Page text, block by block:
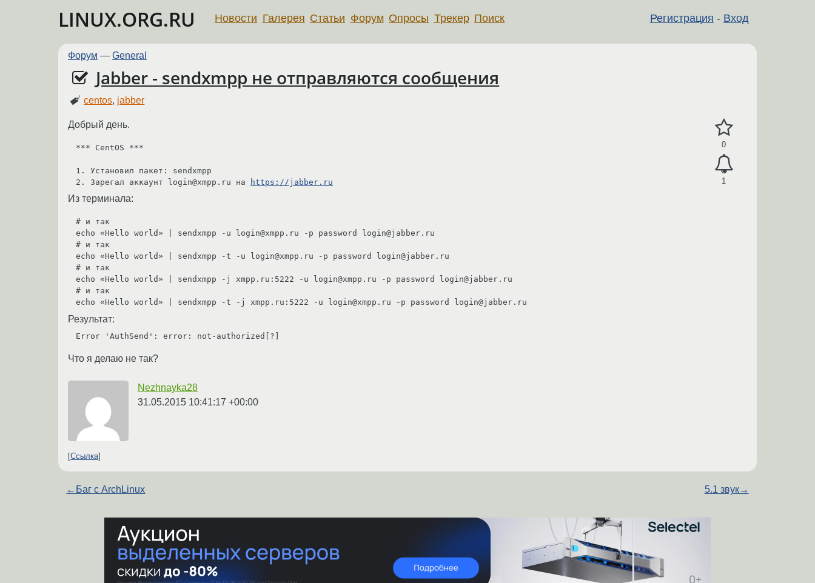
LINUX.ORG.RU Регистрация - Вход
Новости Галерея Статьи Форум Опросы Трекер Поиск
Форум — General
Jabber - sendxmpp не отправляются сообщения
centos, jabber
0
1
Добрый день.
*** CentOS ***
1. Установил пакет: sendxmpp
2. Зарегал аккаунт login@xmpp.ru на
https://jabber.ru
Из терминала:
# и так
echo «Hello world» | sendxmpp -u login@xmpp.ru -p password login@jabber.ru
# и так
echo «Hello world» | sendxmpp -t -u login@xmpp.ru -p password login@jabber.ru
# и так
echo «Hello world» | sendxmpp -j xmpp.ru:5222 -u login@xmpp.ru -p password login@jabber.ru
# и так
Результат:
Что я делаю не так?
Nezhnayka28
31.05.2015 10:41:17 +00:00
Ссылка
← Баг с ArchLinux 5.1 звук→